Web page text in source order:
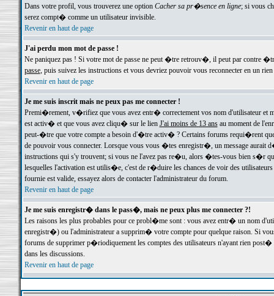
Dans votre profil, vous trouverez une option Cacher sa pr�sence en ligne; si vous
serez compt� comme un utilisateur invisible.
Revenir en haut de page
J'ai perdu mon mot de passe !
Ne paniquez pas ! Si votre mot de passe ne peut �tre retrouv�, il peut par contre
passe, puis suivez les instructions et vous devriez pouvoir vous reconnecter en un rien
Revenir en haut de page
Je me suis inscrit mais ne peux pas me connecter !
Premi�rement, v�rifiez que vous avez entr� correctement vos nom d'utilisateur
est activ� et que vous avez cliqu� sur le lien J'ai moins de 13 ansau moment de
peut-�tre que votre compte a besoin d'�tre activ� ? Certains forums requi�rent
de pouvoir vous connecter. Lorsque vous vous �tes enregistr�, un message aurait
instructions qui s'y trouvent; si vous ne l'avez pas re�u, alors �tes-vous bien s�r
lesquelles l'activation est utilis�e, c'est de r�duire les chances de voir des
fournie est valide, essayez alors de contacter l'administrateur du forum.
Revenir en haut de page
Je me suis enregistr� dans le pass�, mais ne peux plus me connecter ?!
Les raisons les plus probables pour ce probl�me sont : vous avez entr� un nom
enregistr�) ou l'administrateur a supprim� votre compte pour quelque raison. Si
forums de supprimer p�riodiquement les comptes des utilisateurs n'ayant rien
dans les discussions.
Revenir en haut de page